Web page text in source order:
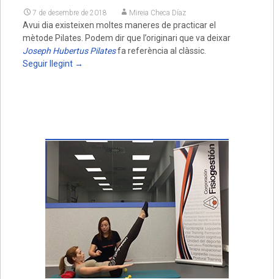
7 de desembre de 2018 Mireia Checa Díaz
Avui dia existeixen moltes maneres de practicar el
mètode Pilates. Podem dir que l’originari que va deixar
Joseph Hubertus Pilatesfa referència al clàssic.
Seguir llegint →